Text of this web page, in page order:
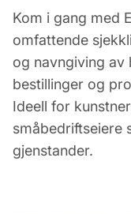
Kom i gang med
omfattende
og navngiving av
bestillinger og
Ideell for
småbedriftseiere
gjenstander.